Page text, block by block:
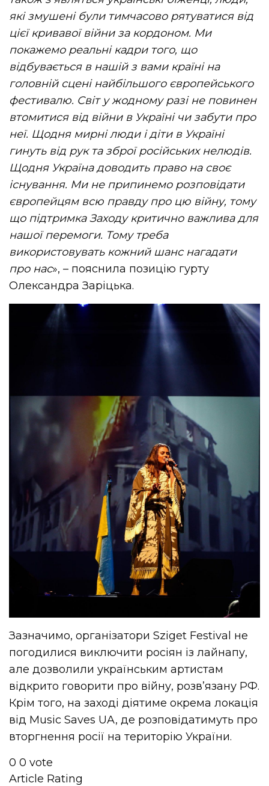
які змушені були тимчасово рятуватися від
цієї кривавої війни за кордоном. Ми
покажемо реальні кадри того, що
відбувається в нашій з вами країні на
головній сцені найбільшого європейського
фестивалю. Світ у жодному разі не повинен
втомитися від війни в Україні чи забути про
неї. Щодня мирні люди і діти в Україні
гинуть від рук та зброї російських нелюдів.
Щодня Україна доводить право на своє
існування. Ми не припинемо розповідати
європейцям всю правду про цю війну, тому
що підтримка Заходу критично важлива для
нашої перемоги. Тому треба
використовувать кожний шанс нагадати
про нас», – пояснила позицію гурту
Олександра Заріцька.
Зазначимо, організатори Sziget Festival не
погодилися виключити росіян із лайнапу,
але дозволили українським артистам
відкрито говорити про війну, розв’язану РФ.
Крім того, на заході діятиме окрема локація
від Music Saves UA, де розповідатимуть про
вторгнення росії на територію України.
0 0 vote
Article Rating